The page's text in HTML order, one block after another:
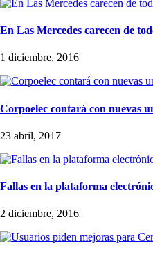
En Las Mercedes carecen de
1 diciembre, 2016
Corpoelec contará con nuevas
23 abril, 2017
Fallas en la plataforma
2 diciembre, 2016